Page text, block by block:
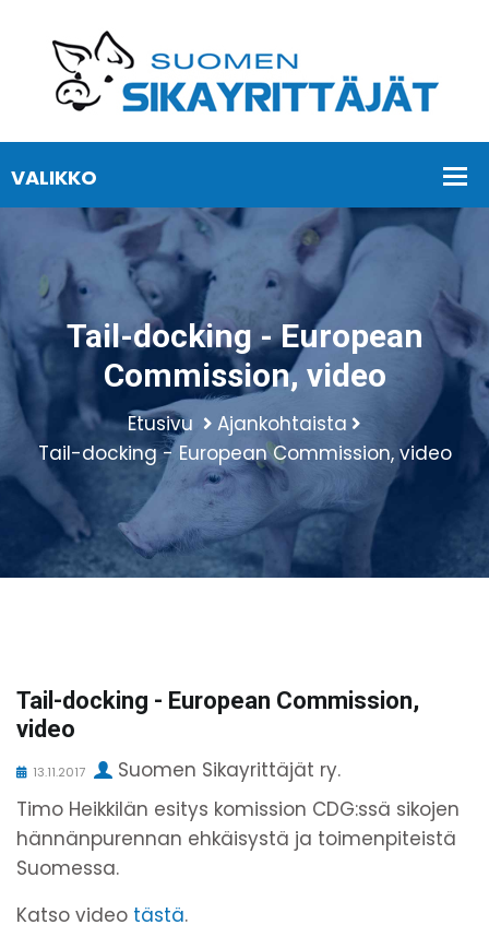
Tail-docking - European
Commission, video
Etusivu
Ajankohtaista
Tail-docking - European Commission, video
Tail-docking - European Commission,
video
13.11.2017
Suomen Sikayrittäjät ry.
Timo Heikkilän esitys komission CDG:ssä sikojen
hännänpurennan ehkäisystä ja toimenpiteistä
Suomessa.
Katso video tästä.